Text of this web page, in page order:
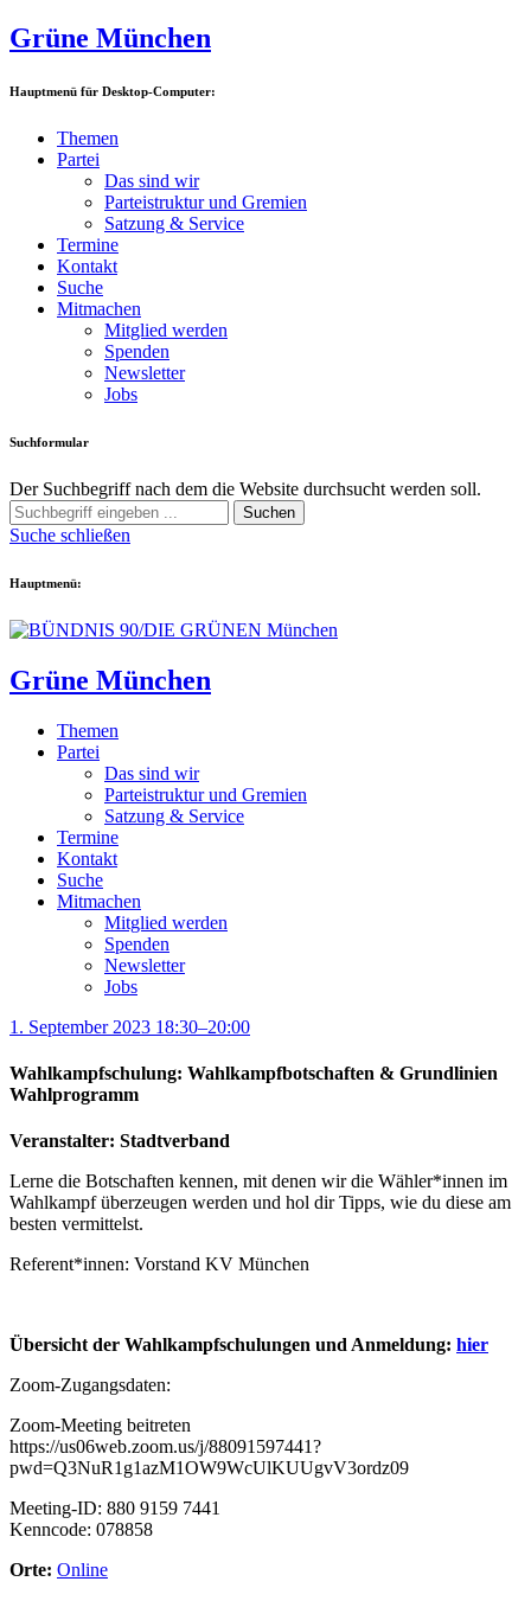
Grüne München
Hauptmenü für Desktop-Computer:
Themen
Partei
Das sind wir
Parteistruktur und Gremien
Satzung & Service
Termine
Kontakt
Suche
Mitmachen
Mitglied werden
Spenden
Newsletter
Jobs
Suchformular
Der Suchbegriff nach dem die Website durchsucht werden soll.
Suchen
Suche schließen
Hauptmenü:
Grüne München
Themen
Partei
Das sind wir
Parteistruktur und Gremien
Satzung & Service
Termine
Kontakt
Suche
Mitmachen
Mitglied werden
Spenden
Newsletter
Jobs
1. September 2023 18:30–20:00
Wahlkampfschulung: Wahlkampfbotschaften & Grundlinien
Wahlprogramm
Veranstalter: Stadtverband
Lerne die Botschaften kennen, mit denen wir die Wähler*innen im
Wahlkampf überzeugen werden und hol dir Tipps, wie du diese am
besten vermittelst.
Referent*innen: Vorstand KV München
Übersicht der Wahlkampfschulungen und Anmeldung: hier
Zoom-Zugangsdaten:
Zoom-Meeting beitreten
https://us06web.zoom.us/j/88091597441?
pwd=Q3NuR1g1azM1OW9WcUlKUUgvV3ordz09
Meeting-ID: 880 9159 7441
Kenncode: 078858
Orte: Online